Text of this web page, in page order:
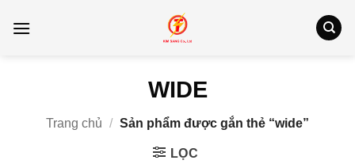
qua
WIDE
Trang chủ / Sản phẩm được gắn thẻ “wide”
LỌC